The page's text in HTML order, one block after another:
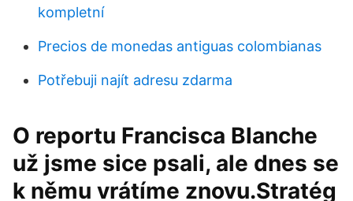
kompletní
Precios de monedas antiguas colombianas
Potřebuji najít adresu zdarma
O reportu Francisca Blanche
už jsme sice psali, ale dnes se
k němu vrátíme znovu.Stratég